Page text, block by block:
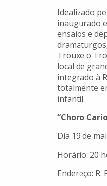
Idealizado
inaugurado
ensaios e
Trouxe o
local de
integrado à
totalmente
infantil.
“Choro
Dia 19 de
Horário: 20
Endereço: